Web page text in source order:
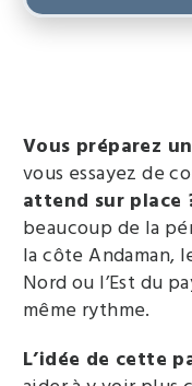
Vous préparez
vous essayez de
attend sur place
beaucoup de la
la côte Andaman,
Nord ou l’Est du
même rythme.
L’idée de cette